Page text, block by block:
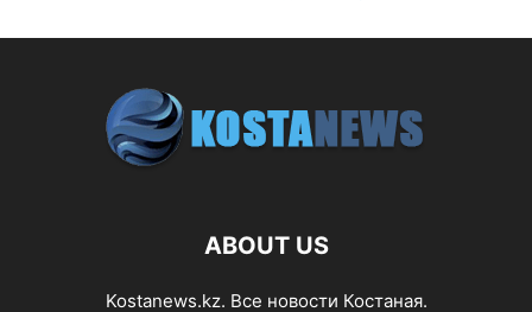
ABOUT US
Kostanews.kz. Все новости Костаная.